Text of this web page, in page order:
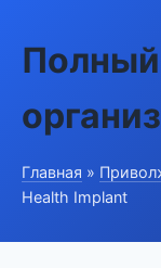
Главная »
Health Implant